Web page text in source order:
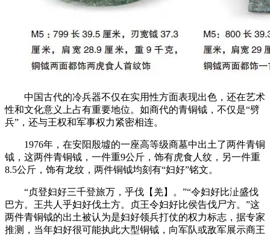
中国古代的冷兵器不仅在实用性方面表现出色，还在艺术
性和文化意义上占有重要地位。如商代的青铜钺，不仅是“劈
兵”，还与王权和军事权力紧密相连。
1976年，在安阳殷墟的一座高等级商墓中出土了两件青铜
钺，这两件青铜钺，一件重9公斤，饰有虎食人纹，另一件重
8.5公斤，饰有龙纹，两件铜钺均刻有“妇好”铭文。
“贞登妇好三千登旅万，乎伐【羌】。”“令妇好比沚盛伐
巴方。王共人乎妇好伐土方。贞王令妇好比侯告伐尸方。”这
两件青铜钺的出土被认为是妇好领兵打仗的权力标志，据专家
推测，当年妇好很可能执此大型铜钺，向军队或敌军展示商王